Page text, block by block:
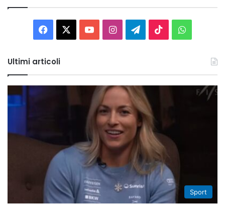
Facebook You InstagramTelegram
TikTok
Ultimi articoli
Sport